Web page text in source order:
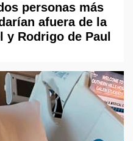
personas más
afuera de la
y Rodrigo de Paul